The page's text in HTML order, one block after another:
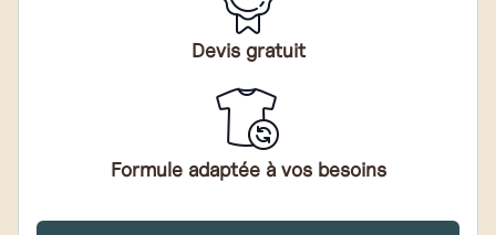
Devis gratuit
Formule adaptée à vos besoins